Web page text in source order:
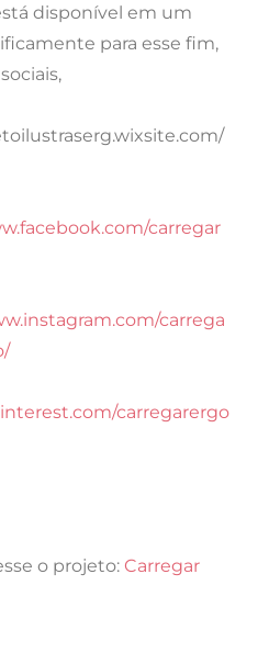
disponível em um
para esse fim,
carregar
carrega
carregarergo
o projeto:Carregar